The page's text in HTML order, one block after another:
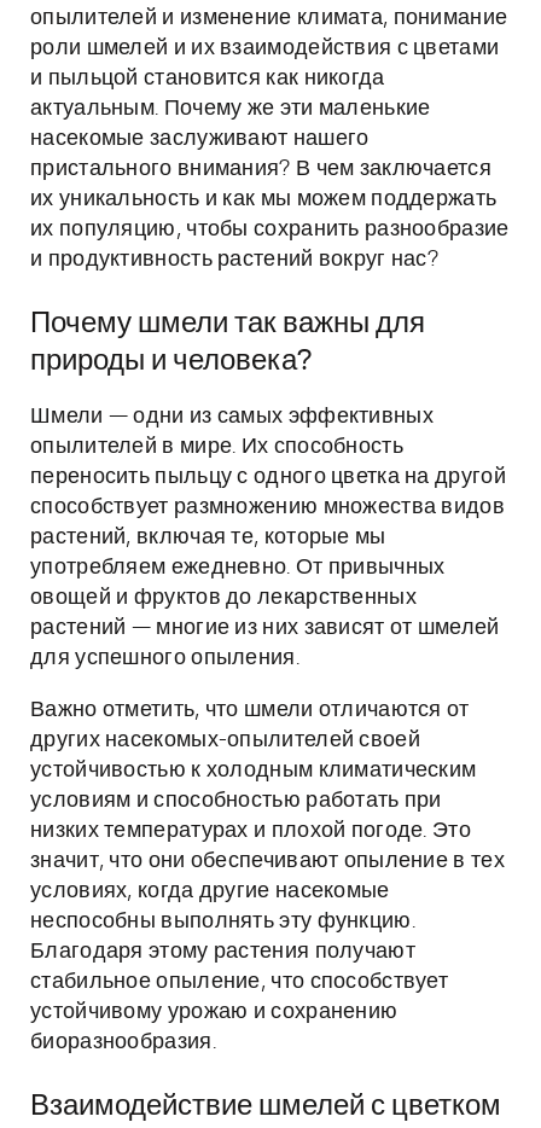
опылителей и изменение климата, понимание
роли шмелей и их взаимодействия с цветами
и пыльцой становится как никогда
актуальным. Почему же эти маленькие
насекомые заслуживают нашего
пристального внимания? В чем заключается
их уникальность и как мы можем поддержать
их популяцию, чтобы сохранить разнообразие
и продуктивность растений вокруг нас?
Почему шмели так важны для
природы и человека?
Шмели — одни из самых эффективных
опылителей в мире. Их способность
переносить пыльцу с одного цветка на другой
способствует размножению множества видов
растений, включая те, которые мы
употребляем ежедневно. От привычных
овощей и фруктов до лекарственных
растений — многие из них зависят от шмелей
для успешного опыления.
Важно отметить, что шмели отличаются от
других насекомых-опылителей своей
устойчивостью к холодным климатическим
условиям и способностью работать при
низких температурах и плохой погоде. Это
значит, что они обеспечивают опыление в тех
условиях, когда другие насекомые
неспособны выполнять эту функцию.
Благодаря этому растения получают
стабильное опыление, что способствует
устойчивому урожаю и сохранению
биоразнообразия.
Взаимодействие шмелей с цветком